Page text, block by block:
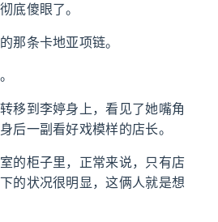
底傻眼了。
那条卡地亚项链。
移到李婷身上，看见了她嘴角
后一副看好戏模样的店长。
的柜子里，正常来说，只有店
的状况很明显，这俩人就是想